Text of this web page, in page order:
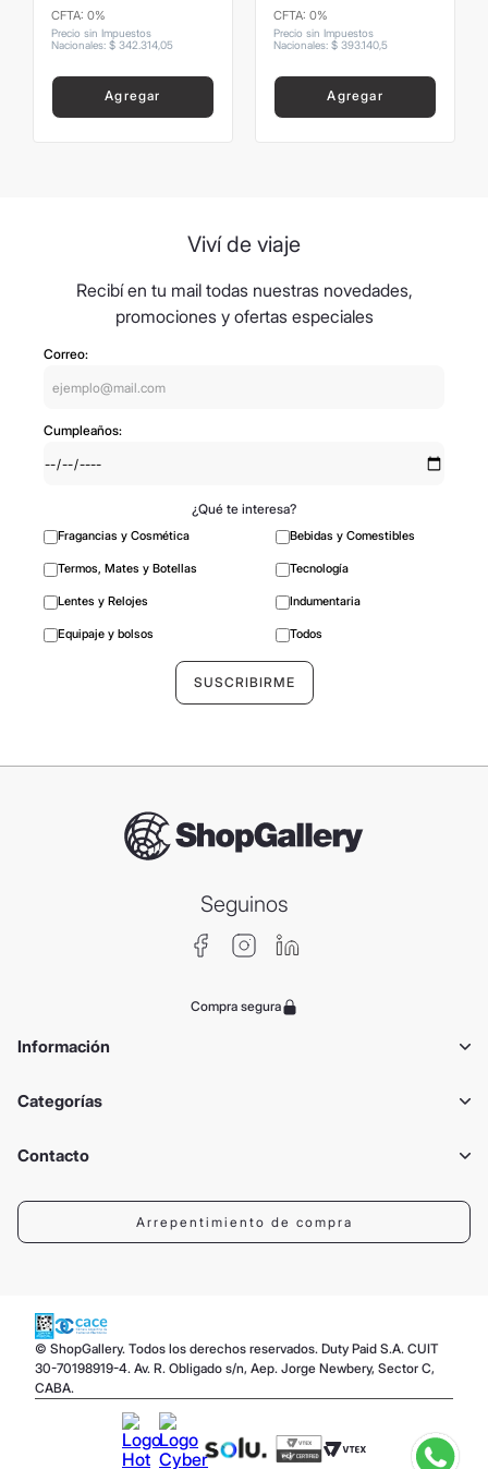
CFTA: 0%
Precio sin Impuestos
Nacionales: $ 342 314,05
Agregar
CFTA: 0%
Precio sin Impuestos
Nacionales: $ 3931405
Agregar
Viví de viaje
Recibí en tu mail todas nuestras novedades,
promociones y ofertas especiales
Correo:
Cumpleaños:
¿Qué te interesa?
Fragancias y Cosmética Bebidas y Comestibles
Termos, Mates y Botellas Tecnología
Lentes y Relojes Indumentaria
Equipaje y bolsos Todos
Seguinos
Compra segura
Información
Categorías
Contacto
Arrepentimiento de compra
© ShopGallery. Todos los derechos reservados. Duty Paid S.A. CUIT
30-70198919-4. Av. R. Obligado s/n, Aep. Jorge Newbery, Sector C,
CABA.